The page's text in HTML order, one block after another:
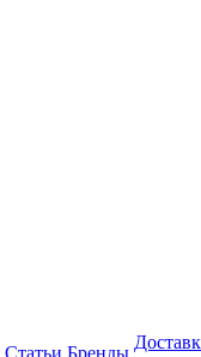
Статьи Бренды